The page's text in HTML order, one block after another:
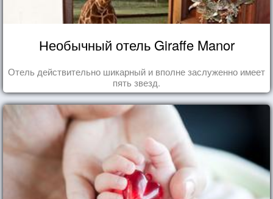
Необычный отель Giraffe Manor
Отель действительно шикарный и вполне заслуженно имеет
пять звезд.